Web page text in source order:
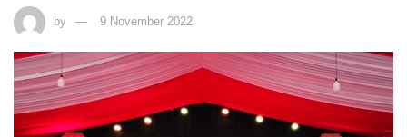
by 9 November 2022